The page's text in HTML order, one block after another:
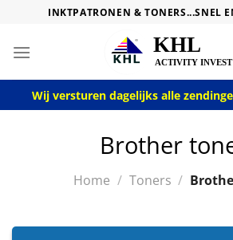
content
INKTPATRONEN & TONERS...SNEL
Wij versturen dagelijks alle
Brother
Home / Toners /